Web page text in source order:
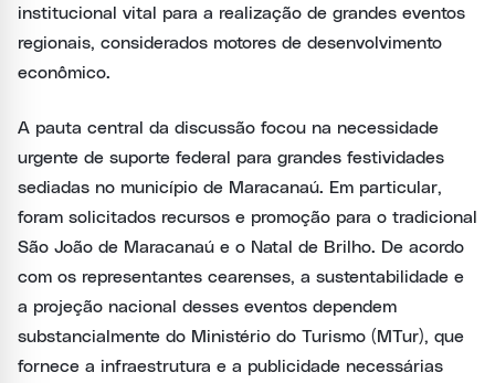
institucional vital para a realização de grandes eventos
regionais, considerados motores de desenvolvimento
econômico.
A pauta central da discussão focou na necessidade
urgente de suporte federal para grandes festividades
sediadas no município de Maracanaú. Em particular,
foram solicitados recursos e promoção para o tradicional
São João de Maracanaú e o Natal de Brilho. De acordo
com os representantes cearenses, a sustentabilidade e
a projeção nacional desses eventos dependem
substancialmente do Ministério do Turismo (MTur), que
fornece a infraestrutura e a publicidade necessárias